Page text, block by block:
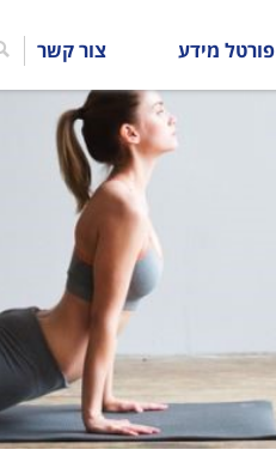
פורטל מידע צור קשר